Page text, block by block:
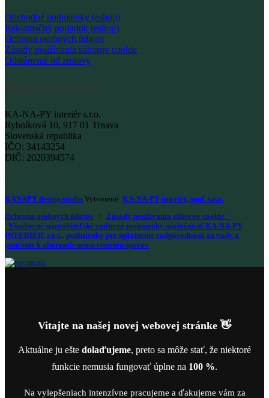
Obchodné podmienky (eshop)
Reklamačný poriadok (eshop)
Ochrana osobných údajov
Zásady používania súborov cookie
Odstúpenie od zmluvy
FAKTURAČNÉ ÚDAJE
KA-NA-PY interiér s.r.o.
Rybníková 10, 917 01 Trnava
Slovenská republika
IČO: 34143254
DIČ: 2020394574
KANAPY design studio Vytvorené: KA-NA-PY interiér, spol. s.r.o.
Ochrana osobných údajov | Zásady používania súborov cookie |
Všeobecné spotrebiteľské zmluvné podmienky spoločnosti KA-NA-PY
INTERIÉR, s.r.o., podmienky pre uplatnenie zodpovednosti za vady a
poučenie k alternatívnemu riešeniu sporov
Vitajte na našej novej webovej stránke 👋
Aktuálne ju ešte dolaďujeme, preto sa môže stať, že niektoré
funkcie nemusia fungovať úplne na 100 %.
Na vylepšeniach intenzívne pracujeme a ďakujeme vám za